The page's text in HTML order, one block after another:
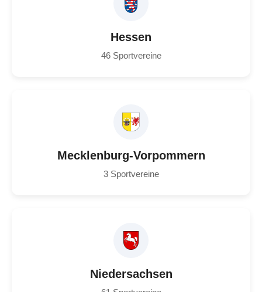
Hessen
46 Sportvereine
Mecklenburg-Vorpommern
3 Sportvereine
Niedersachsen